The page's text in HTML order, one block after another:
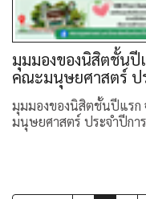
มุมมองของนิสิตชั้นปี
คณะมนุษยศาสตร์ ป
มุมมองของนิสิตชั้นปีแรก
มนุษยศาสตร์ ประจำปีกา